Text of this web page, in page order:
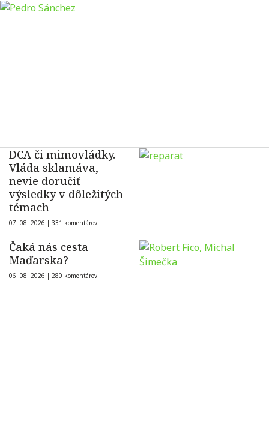
DCA či mimovládky.
Vláda sklamáva,
nevie doručiť
výsledky v dôležitých
témach
07. 08. 2026 | 331 komentárov
Čaká nás cesta
Maďarska?
06. 08. 2026 | 280 komentárov